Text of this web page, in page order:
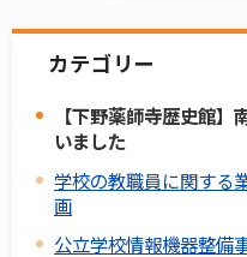
カテゴリー
【下野薬師寺歴史館
いました
学校の教職員に関する
画
公立学校情報機器整備